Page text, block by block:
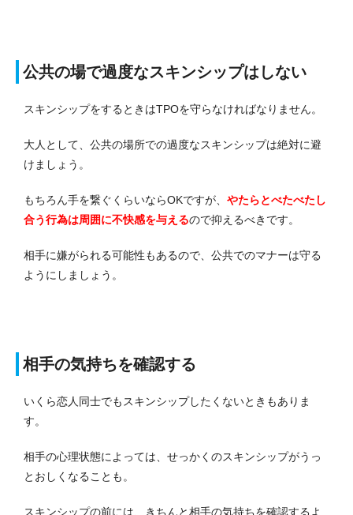
公共の場で過度なスキンシップはしない
スキンシップをするときはTPOを守らなければなりません。
大人として、公共の場所での過度なスキンシップは絶対に避
けましょう。
もちろん手を繋ぐくらいならOKですが、 やたらとべたべたし
合う行為は周囲に不快感を与えるので抑えるべきです。
相手に嫌がられる可能性もあるので、公共でのマナーは守る
ようにしましょう。
相手の気持ちを確認する
いくら恋人同士でもスキンシップしたくないときもありま
す。
相手の心理状態によっては、せっかくのスキンシップがうっ
とおしくなることも。
スキンシップの前には、きちんと相手の気持ちを確認するよ